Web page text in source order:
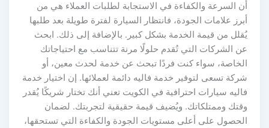
أن السرعة والكفاءة في الاستجابة لطلبات العملاء هي من
أبرز علامات الجودة، فانتظار السيارة لفترة طويلة بعد طلبها
يُقلل من قيمة الخدمة بشكل كبير. بالإضافة إلى ذلك. ابحث
عن الشركات التي تُقدم حلولًا مرنة تتناسب مع احتياجاتك
الخاصة، سواء كنت فردًا تبحث عن خدمة لحدث معين، أو
شركة تسعى لتوفير خدمة فاليه دائمة لعملائها. إن اختيار خدمة
فاليه سيارات احترافية في الكويت تعني أنك تختار شريكًا يُقدر
وقتك وممتلكاتك. ويُضيف قيمة حقيقية لتجربتك. لضمان
الحصول على أعلى مستويات الجودة والكفاءة التي تستحقها،